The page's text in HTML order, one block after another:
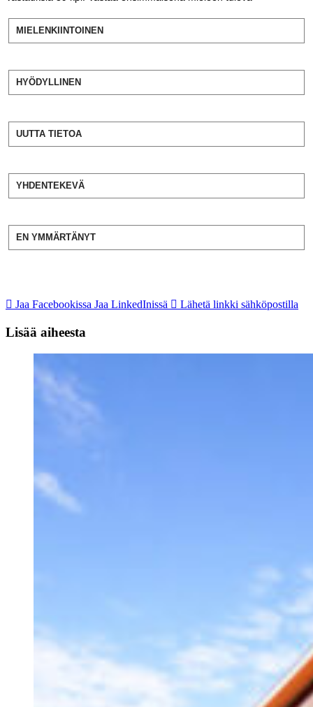
MIELENKIINTOINEN
HYÖDYLLINEN
UUTTA TIETOA
YHDENTEKEVÄ
EN YMMÄRTÄNYT
Jaa Facebookissa Jaa LinkedInissä Lähetä linkki sähköpostilla
Lisää aiheesta